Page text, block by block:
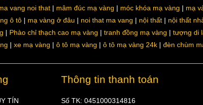
vang noi that mâm đúc mạ vàng móc khóa mạ vàng mạ
ô tô mạ vàng ở đâu noi that ma vang nội thất nội thất
Phào chỉ thạch cao mạ vàng tranh đồng mạ vàng tượng di
xe mạ vàng ô tô mạ vàng ô tô mạ vàng 24k đèn chùm
TÍN
Thông tin thanh toán
Số TK: 0451000314816